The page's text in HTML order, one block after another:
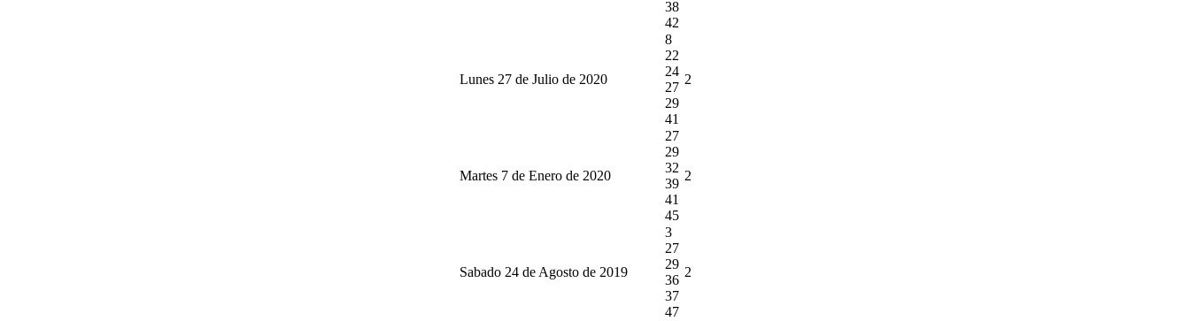
38
42
Lunes 27 de Julio de 2020
8
22
24
27
29
41
2
Martes 7 de Enero de 2020
27
29
32
39
41
45
2
Sabado 24 de Agosto de 2019
3
27
29
36
37
47
2